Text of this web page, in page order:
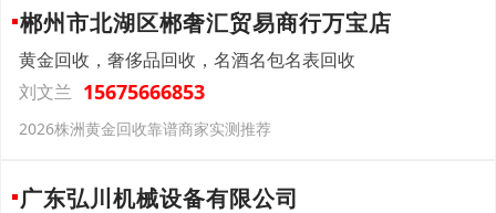
郴州市北湖区郴奢汇贸易商行万宝店
黄金回收，奢侈品回收，名酒名包名表回收
刘文兰 15675666853
2026株洲黄金回收靠谱商家实测推荐
广东弘川机械设备有限公司